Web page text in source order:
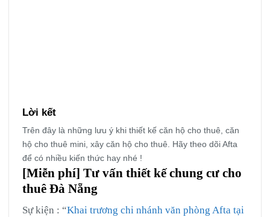
Lời kết
Trên đây là những lưu ý khi thiết kế căn hộ cho thuê, căn
hộ cho thuê mini, xây căn hộ cho thuê. Hãy theo dõi Afta
để có nhiều kiến thức hay nhé !
[Miễn phí] Tư vấn thiết kế chung cư cho
thuê Đà Nẵng
Sự kiện : “Khai trương chi nhánh văn phòng Afta tại